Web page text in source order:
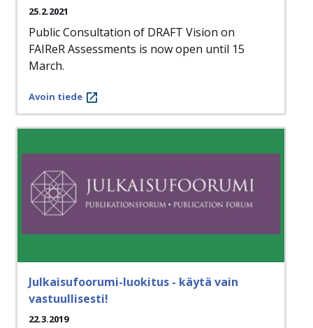
25.2.2021
Public Consultation of DRAFT Vision on
FAIReR Assessments is now open until 15
March.
Avoin tiede
Julkaisufoorumi-luokitus - käytä vain
vastuullisesti!
22.3.2019